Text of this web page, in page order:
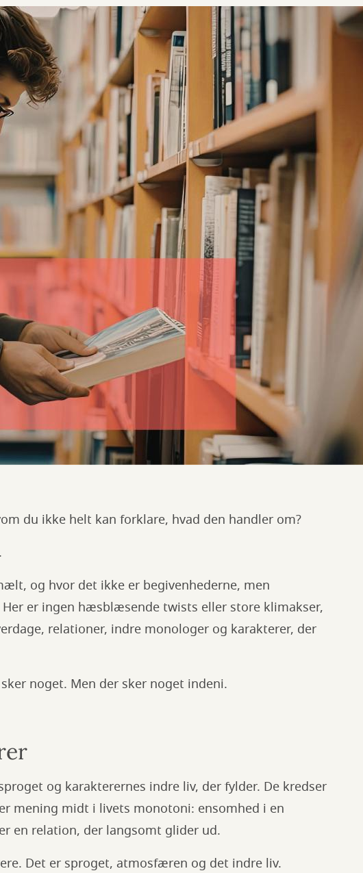
du ikke helt kan forklare, hvad den handler om?
og hvor det ikke er begivenhederne, men
er ingen hæsblæsende twists eller store klimakser,
relationer, indre monologer og karakterer, der
noget. Men der sker noget indeni.
og karakterernes indre liv, der fylder. De kredser
mening midt i livets monotoni: ensomhed i en
en relation, der langsomt glider ud.
Det er sproget, atmosfæren og det indre liv.